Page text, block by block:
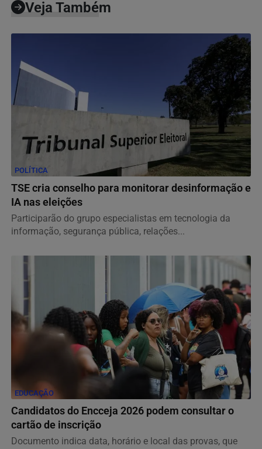
Veja Também
POLÍTICA
TSE cria conselho para monitorar desinformação e
IA nas eleições
Participarão do grupo especialistas em tecnologia da
informação, segurança pública, relações...
EDUCAÇÃO
Candidatos do Encceja 2026 podem consultar o
cartão de inscrição
Documento indica data, horário e local das provas, que